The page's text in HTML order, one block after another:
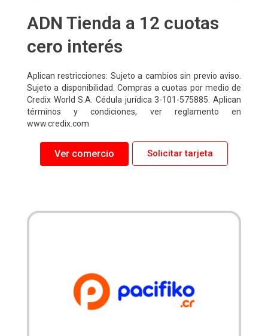
ADN Tienda a 12 cuotas
cero interés
Aplican restricciones: Sujeto a cambios sin previo aviso.
Sujeto a disponibilidad. Compras a cuotas por medio de
Credix World S.A. Cédula jurídica 3-101-575885. Aplican
términos y condiciones, ver reglamento en
www.credix.com
Ver comercio Solicitar tarjeta